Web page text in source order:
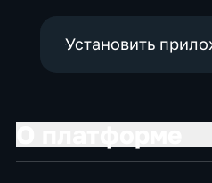
Установить